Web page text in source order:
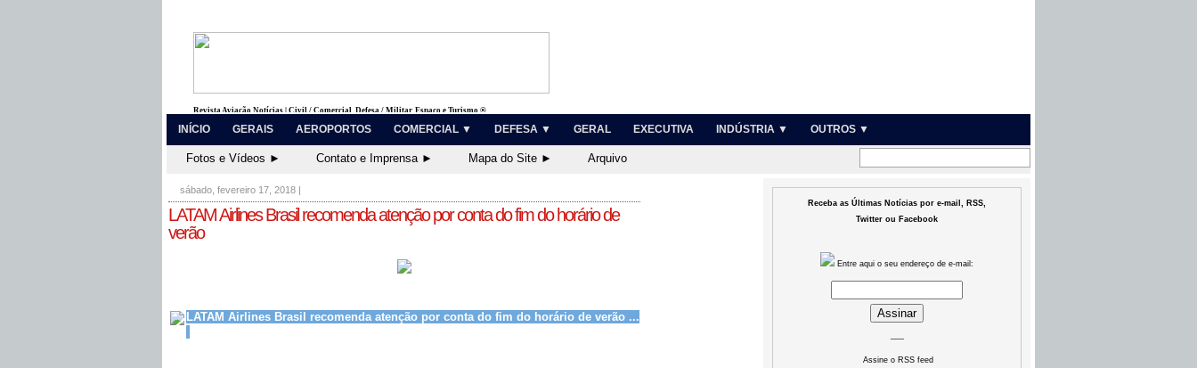
Revista Aviação Notícias | Civil / Comercial, Defesa / Militar, Espaço e Turismo ®
INÍCIO GERAIS AEROPORTOS COMERCIAL ▼ DEFESA ▼ GERAL EXECUTIVA INDÚSTRIA ▼ OUTROS ▼
Fotos e Vídeos ► Contato e Imprensa ► Mapa do Site ► Arquivo
sábado, fevereiro 17, 2018 |
LATAM Airlines Brasil recomenda atenção por conta do fim do horário de
verão
LATAM Airlines Brasil recomenda atenção por conta do fim do horário de verão ...
Receba as Últimas Notícias por e-mail, RSS,
Twitter ou Facebook
Entre aqui o seu endereço de e-mail:
Assine o RSS feed